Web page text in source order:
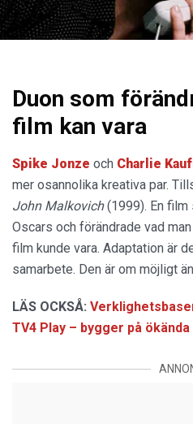
Duon som
film kan vara
Spike Jonze och Charlie
mer osannolika kreativa par.
John Malkovich(1999). En film
Oscars och förändrade vad
film kunde vara. Adaptation är
samarbete. Den är om möjligt
LÄS OCKSÅ:
TV4 Play – bygger på